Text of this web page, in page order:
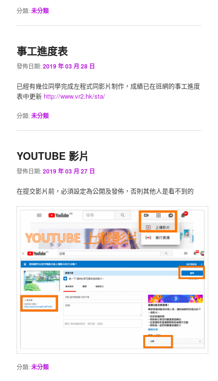
分類:未分類
事工進度表
發佈日期:2019 年 03 月 28 日
已經有幾位同學完成左程式同影片制作，成績已在班網的事工進度
表中更新 http://www.vr2.hk/sta/
分類:未分類
YOUTUBE 影片
發佈日期:2019 年 03 月 27 日
在提交影片前，必須設定為公開及發佈，否則其他人是看不到的
分類:未分類